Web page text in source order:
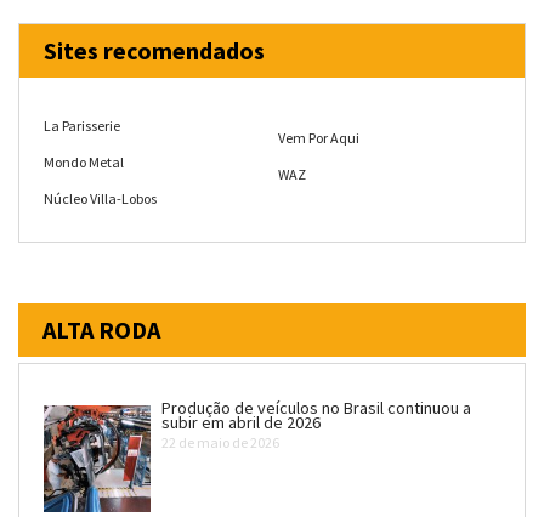
Sites recomendados
La Parisserie
Mondo Metal
Núcleo Villa-Lobos
Vem Por Aqui
WAZ
ALTA RODA
Produção de veículos no Brasil continuou a
subir em abril de 2026
22 de maio de 2026